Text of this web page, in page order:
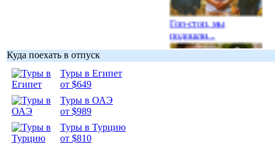
Гоп-стоп, мы
подошли...
Куда поехать в отпуск
Туры в Египет
от $649
Туры в ОАЭ
от $989
Туры в Турцию
от $810